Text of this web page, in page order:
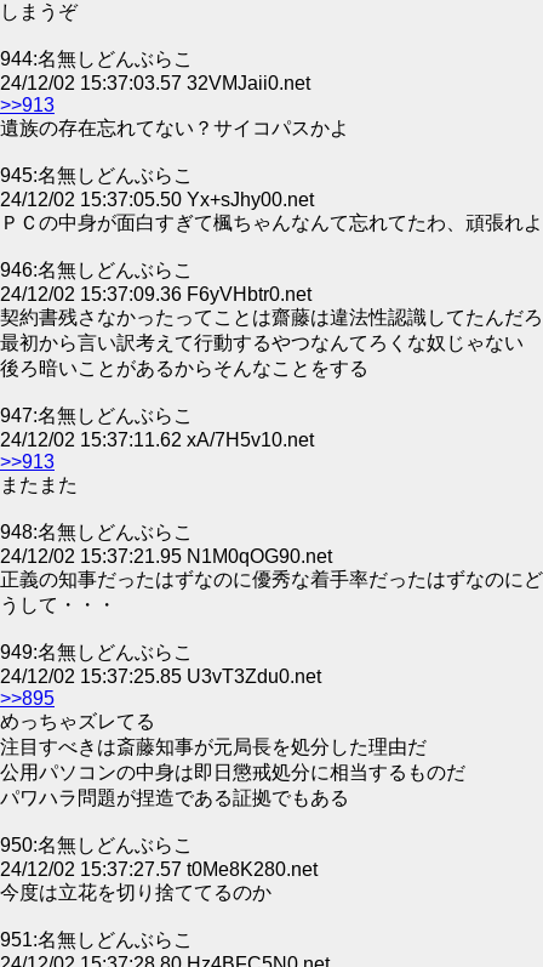
しまうぞ
944:名無しどんぶらこ
24/12/02 15:37:03.57 32VMJaii0.net
>>913
遺族の存在忘れてない？サイコパスかよ
945:名無しどんぶらこ
24/12/02 15:37:05.50 Yx+sJhy00.net
ＰＣの中身が面白すぎて楓ちゃんなんて忘れてたわ、頑張れよ
946:名無しどんぶらこ
24/12/02 15:37:09.36 F6yVHbtr0.net
契約書残さなかったってことは齋藤は違法性認識してたんだろ
最初から言い訳考えて行動するやつなんてろくな奴じゃない
後ろ暗いことがあるからそんなことをする
947:名無しどんぶらこ
24/12/02 15:37:11.62 xA/7H5v10.net
>>913
またまた
948:名無しどんぶらこ
24/12/02 15:37:21.95 N1M0qOG90.net
正義の知事だったはずなのに優秀な着手率だったはずなのにど
うして・・・
949:名無しどんぶらこ
24/12/02 15:37:25.85 U3vT3Zdu0.net
>>895
めっちゃズレてる
注目すべきは斎藤知事が元局長を処分した理由だ
公用パソコンの中身は即日懲戒処分に相当するものだ
パワハラ問題が捏造である証拠でもある
950:名無しどんぶらこ
24/12/02 15:37:27.57 t0Me8K280.net
今度は立花を切り捨ててるのか
951:名無しどんぶらこ